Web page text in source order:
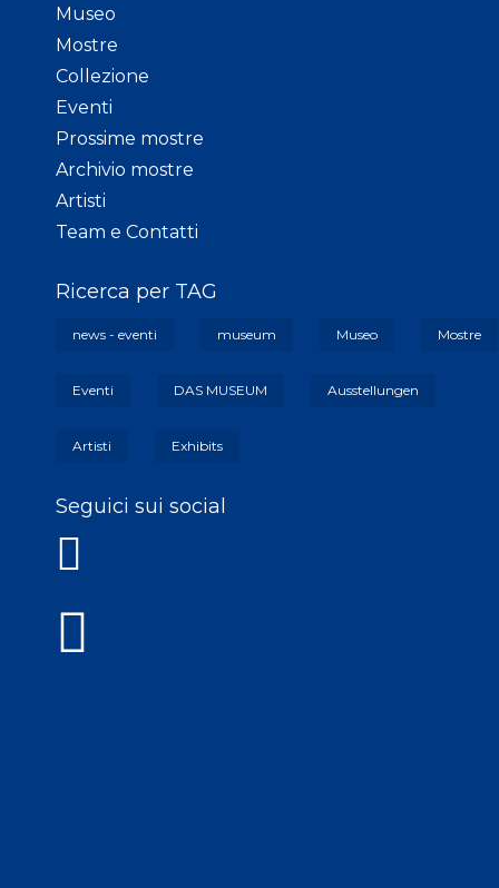
Museo
Mostre
Collezione
Eventi
Prossime mostre
Archivio mostre
Artisti
Team e Contatti
Ricerca per TAG
news - eventi museum Museo Mostre
Eventi DAS MUSEUM Ausstellungen
Artisti Exhibits
Seguici sui social